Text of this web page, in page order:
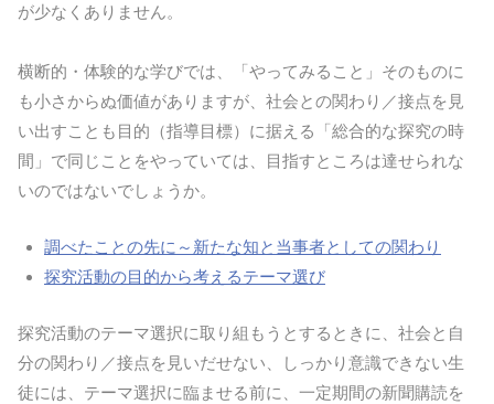
が少なくありません。
横断的・体験的な学びでは、「やってみること」そのものに
も小さからぬ価値がありますが、社会との関わり／接点を見
い出すことも目的（指導目標）に据える「総合的な探究の時
間」で同じことをやっていては、目指すところは達せられな
いのではないでしょうか。
調べたことの先に～新たな知と当事者としての関わり
探究活動の目的から考えるテーマ選び
探究活動のテーマ選択に取り組もうとするときに、社会と自
分の関わり／接点を見いだせない、しっかり意識できない生
徒には、テーマ選択に臨ませる前に、一定期間の新聞購読を